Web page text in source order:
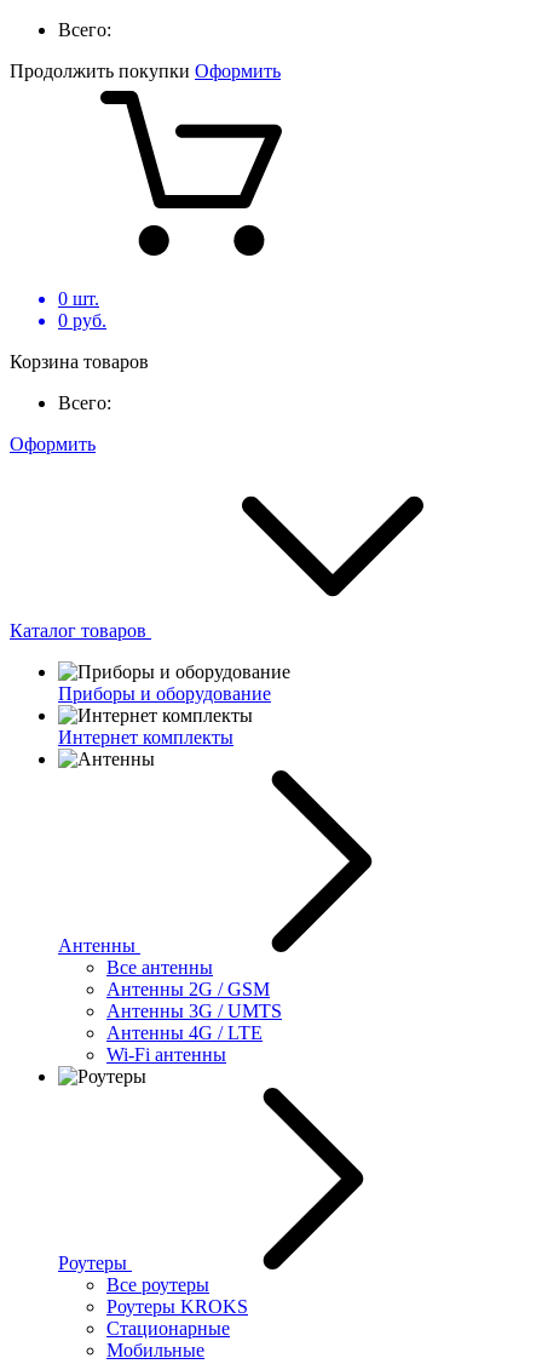
Всего:
Продолжить покупки Оформить
0 шт.
0 руб.
Корзина товаров
Всего:
Оформить
Каталог товаров
Приборы и оборудование
Интернет комплекты
Антенны
Все антенны
Антенны 2G / GSM
Антенны 3G / UMTS
Антенны 4G / LTE
Wi-Fi антенны
Роутеры
Все роутеры
Роутеры KROKS
Стационарные
Мобильные